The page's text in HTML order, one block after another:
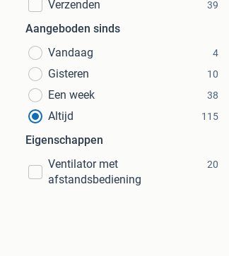
Verzenden 39
Aangeboden sinds
Vandaag
4
Gisteren 10
Een week 38
Altijd 115
Eigenschappen
Ventilator met
afstandsbediening
20